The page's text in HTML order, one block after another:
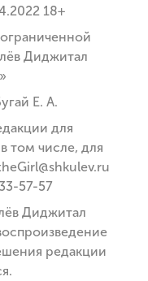
18+
Диджитал
Е. А.
для
том числе, для
57-57
Диджитал
редакции